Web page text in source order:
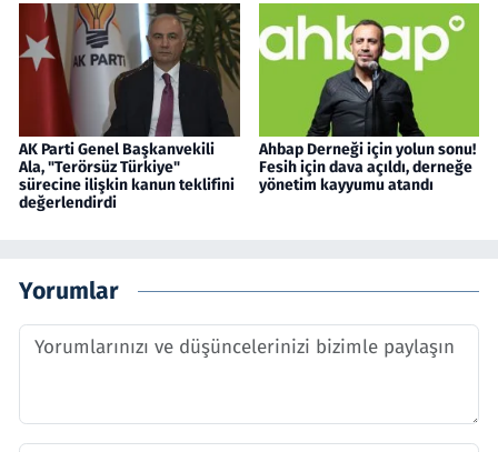
AK Parti Genel Başkanvekili
Ala, "Terörsüz Türkiye"
sürecine ilişkin kanun teklifini
değerlendirdi
Ahbap Derneği için yolun sonu!
Fesih için dava açıldı, derneğe
yönetim kayyumu atandı
Yorumlar